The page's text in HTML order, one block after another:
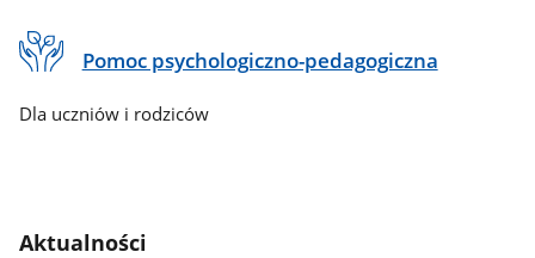
Pomoc psychologiczno-pedagogiczna
Dla uczniów i rodziców
Aktualności